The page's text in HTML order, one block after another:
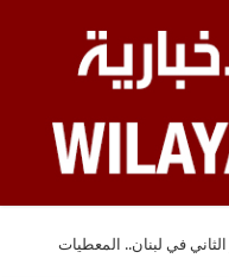
في لبنان.. المعطيات